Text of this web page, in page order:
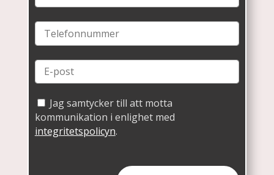
Jag samtycker till att motta
kommunikation i enlighet med
integritetspolicyn.